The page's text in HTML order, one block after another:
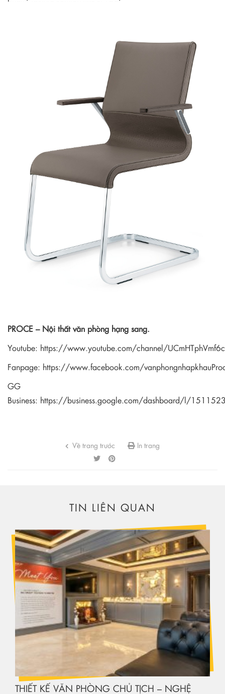
PROCE – Nội thất văn phòng hạng sang.
Youtube: https://www.youtube.com/channel/
Fanpage: https://www.facebook.com/
GG
Business: https://business.google.com/dashboard/l/
Về trang trước In trang
TIN LIÊN QUAN
THIẾT KẾ VĂN PHÒNG CHỦ TỊCH – NGHỆ